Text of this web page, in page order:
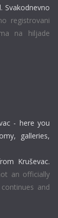
Svakodnevno
registrovani
na hiljade
- here you
galleries,
Kruševac.
an officially
and